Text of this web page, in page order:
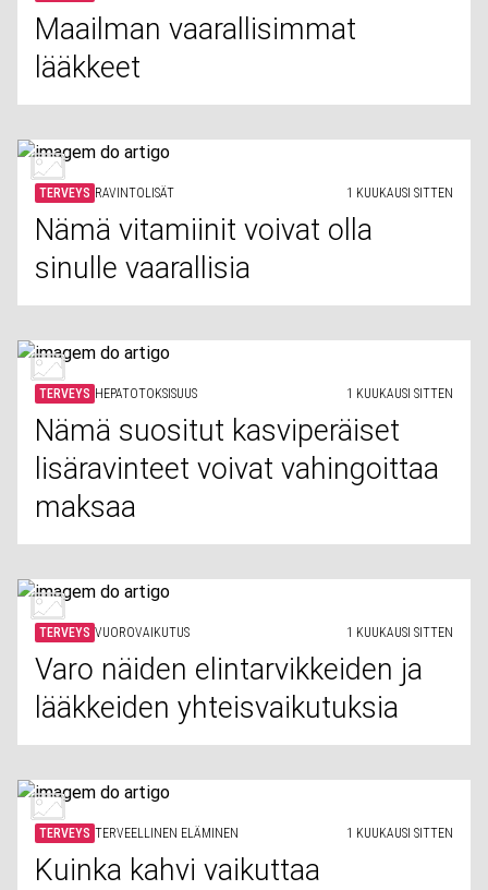
Maailman vaarallisimmat
lääkkeet
TERVEYS RAVINTOLISÄT 1 KUUKAUSI SITTEN
Nämä vitamiinit voivat olla
sinulle vaarallisia
TERVEYS HEPATOTOKSISUUS 1 KUUKAUSI SITTEN
Nämä suositut kasviperäiset
lisäravinteet voivat vahingoittaa
maksaa
TERVEYS VUOROVAIKUTUS 1 KUUKAUSI SITTEN
Varo näiden elintarvikkeiden ja
lääkkeiden yhteisvaikutuksia
TERVEYS TERVEELLINEN ELÄMINEN 1 KUUKAUSI SITTEN
Kuinka kahvi vaikuttaa